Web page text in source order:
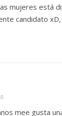
mujeres está
candidato
mee gusta